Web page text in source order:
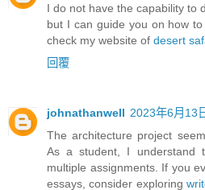
I do not have the capability to
but I can guide you on how
check my website of desert
回覆
johnathanwell 2023年6月13
The architecture project
As a student, I understand
multiple assignments. If you
essays, consider exploring